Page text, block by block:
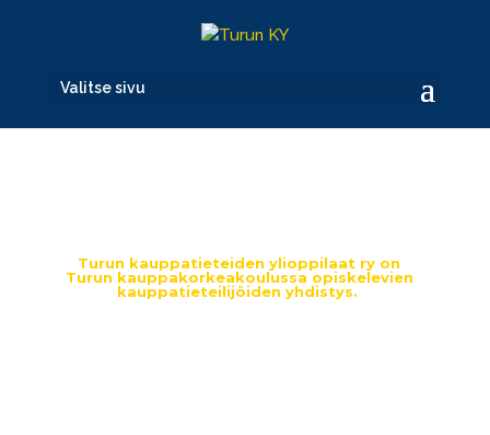
Valitse sivu
Turun kauppatieteiden ylioppilaat ry on
Turun kauppakorkeakoulussa opiskelevien
kauppatieteilijöiden yhdistys.